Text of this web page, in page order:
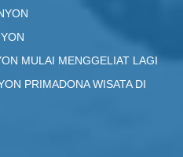
MULAI MENGGELIAT LAGI
PRIMADONA WISATA DI